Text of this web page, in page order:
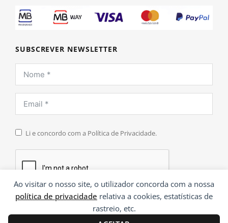
Ao visitar o nosso site, o utilizador concorda com a nossa
política de privacidade relativa a cookies, estatísticas de
rastreio, etc.
SUBSCREVER NEWSLETTER
Li e concordo com a Política de Privacidade.
INSCREVER